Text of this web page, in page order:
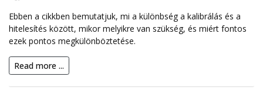
Ebben a cikkben bemutatjuk, mi a különbség a kalibrálás és a
hitelesítés között, mikor melyikre van szükség, és miért fontos
ezek pontos megkülönböztetése.
Read more ...